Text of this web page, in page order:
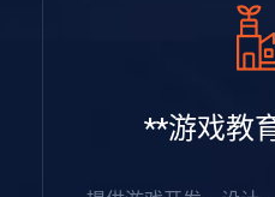
**游戏教